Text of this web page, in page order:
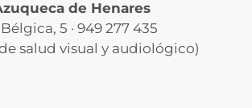
de Henares
5 · 949 277 435
salud visual y audiológico)